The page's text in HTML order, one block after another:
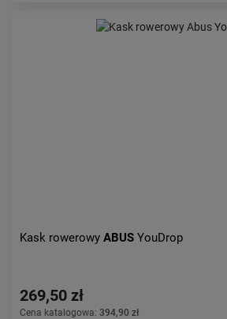
Kask rowerowy ABUS YouDrop
269,50 zł
Cena katalogowa: 394,90 zł